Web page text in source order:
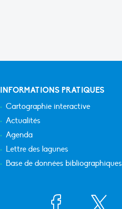
INFORMATIONS PRATIQUES
Cartographie interactive
Actualités
Agenda
Lettre des lagunes
Base de données bibliographiques